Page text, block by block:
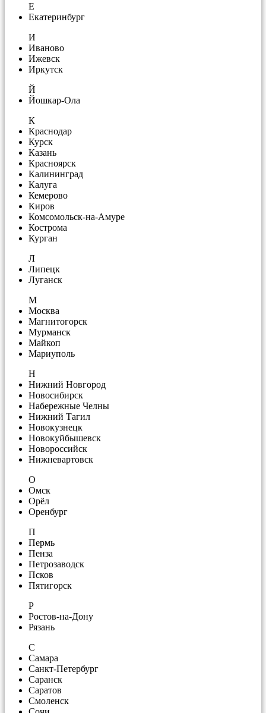
Е
Екатеринбург
И
Иваново
Ижевск
Иркутск
Й
Йошкар-Ола
К
Краснодар
Курск
Казань
Красноярск
Калининград
Калуга
Кемерово
Киров
Комсомольск-на-Амуре
Кострома
Курган
Л
Липецк
Луганск
М
Москва
Магнитогорск
Мурманск
Майкоп
Мариуполь
Н
Нижний Новгород
Новосибирск
Набережные Челны
Нижний Тагил
Новокузнецк
Новокуйбышевск
Новороссийск
Нижневартовск
О
Омск
Орёл
Оренбург
П
Пермь
Пенза
Петрозаводск
Псков
Пятигорск
Р
Ростов-на-Дону
Рязань
С
Самара
Санкт-Петербург
Саранск
Саратов
Смоленск